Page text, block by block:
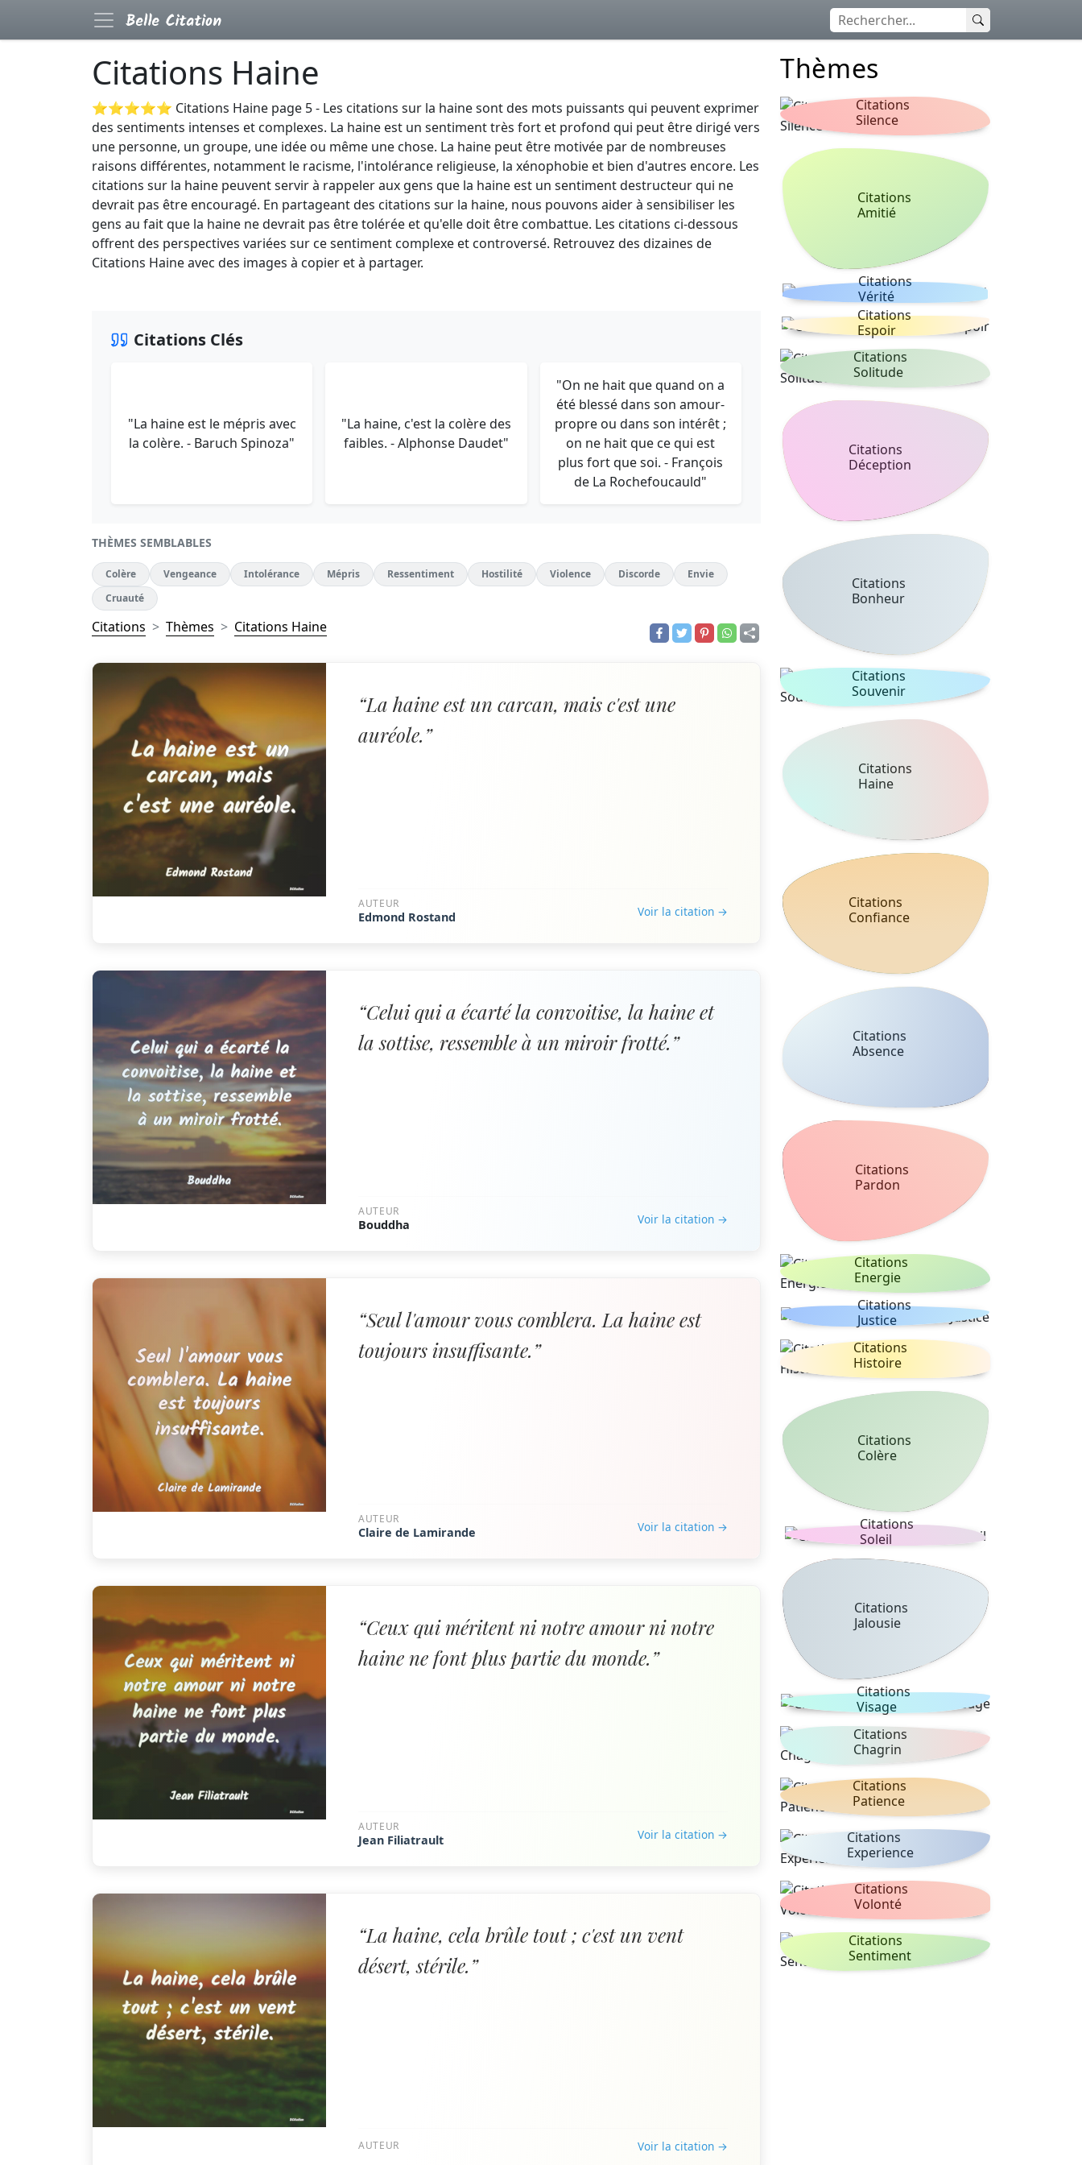
Citations Haine
⭐⭐⭐⭐⭐ Citations Haine page 5 - Les citations sur la haine sont des mots puissants qui peuvent exprimer
des sentiments intenses et complexes. La haine est un sentiment très fort et profond qui peut être dirigé vers
une personne, un groupe, une idée ou même une chose. La haine peut être motivée par de nombreuses
raisons différentes, notamment le racisme, l'intolérance religieuse, la xénophobie et bien d'autres encore. Les
citations sur la haine peuvent servir à rappeler aux gens que la haine est un sentiment destructeur qui ne
devrait pas être encouragé. En partageant des citations sur la haine, nous pouvons aider à sensibiliser les
gens au fait que la haine ne devrait pas être tolérée et qu'elle doit être combattue. Les citations ci-dessous
offrent des perspectives variées sur ce sentiment complexe et controversé. Retrouvez des dizaines de
Citations Haine avec des images à copier et à partager.
Citations Clés
"La haine est le mépris avec
la colère. - Baruch Spinoza"
"La haine, c'est la colère des
faibles. - Alphonse Daudet"
"On ne hait que quand on a
été blessé dans son amour-
propre ou dans son intérêt ;
on ne hait que ce qui est
plus fort que soi. - François
de La Rochefoucauld"
THÈMES SEMBLABLES
Colère Vengeance Intolérance Mépris Ressentiment Hostilité Violence Discorde
Envie
Cruauté
Citations Thèmes Citations Haine
“La haine est un carcan, mais c'est une
auréole.”
AUTEUR
Edmond Rostand Voir la citation →
“Celui qui a écarté la convoitise, la haine et
la sottise, ressemble à un miroir frotté.”
AUTEUR
Bouddha Voir la citation →
“Seul l'amour vous comblera. La haine est
toujours insuffisante.”
AUTEUR
Claire de Lamirande Voir la citation →
“Ceux qui méritent ni notre amour ni notre
haine ne font plus partie du monde.”
AUTEUR
Jean Filiatrault Voir la citation →
“La haine, cela brûle tout ; c'est un vent
désert, stérile.”
AUTEUR Voir la citation →
Thèmes
Citations
Silence
Citations
Amitié
Citations
Vérité
Citations
Espoir
Citations
Solitude
Citations
Déception
Citations
Bonheur
Citations
Souvenir
Citations
Haine
Citations
Confiance
Citations
Absence
Citations
Pardon
Citations
Energie
Citations
Justice
Citations
Histoire
Citations
Colère
Citations
Soleil
Citations
Jalousie
Citations
Visage
Citations
Chagrin
Citations
Patience
Citations
Experience
Citations
Volonté
Citations
Sentiment